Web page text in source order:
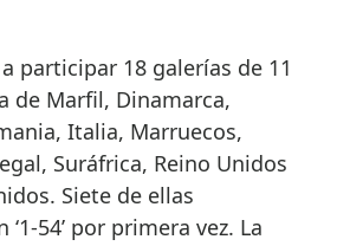
participar 18 galerías de 11
de Marfil, Dinamarca,
Italia, Marruecos,
Suráfrica, Reino Unidos
Siete de ellas
54’ por primera vez. La